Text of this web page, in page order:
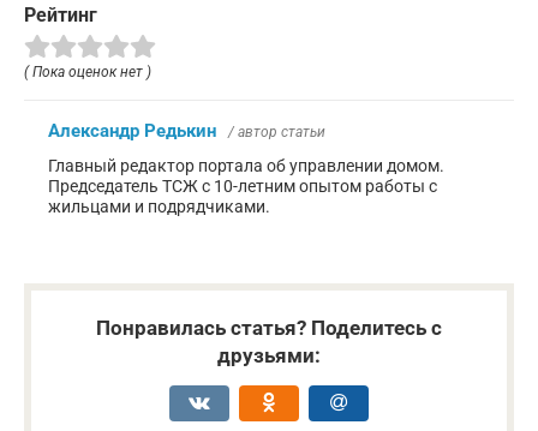
Рейтинг
( Пока оценок нет )
Александр Редькин / автор статьи
Главный редактор портала об управлении домом.
Председатель ТСЖ с 10-летним опытом работы с
жильцами и подрядчиками.
Понравилась статья? Поделитесь с
друзьями: